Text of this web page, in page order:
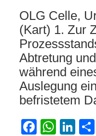
OLG Celle,
(Kart) 1. Zur
Abtretung
während
Auslegung
befristetem
Facebook